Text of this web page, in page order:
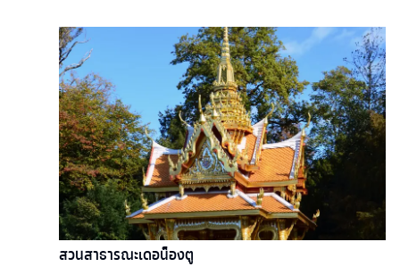
สวนสาธารณะเดอน็องตู